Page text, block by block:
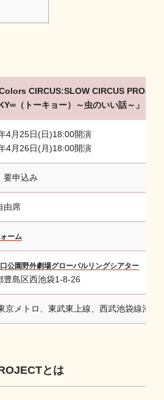
CIRCUS:SLOW CIRCUS
（トーキョー）～虫のいい話～」
4月25日(日)18:00開演
4月26日(月)18:00開演
要申込み
由席
ーム
公園野外劇場グローバルリングシアター
豊島区西池袋1-8-26
京メトロ、東武東上線、西武池袋線池
とは